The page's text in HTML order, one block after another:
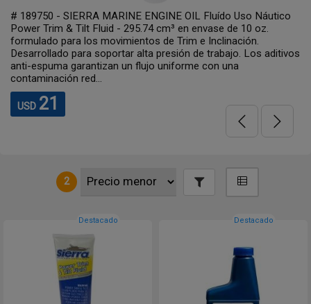
# 189750 - SIERRA MARINE ENGINE OIL Fluído Uso Náutico
Power Trim & Tilt Fluid - 295.74 cm³ en envase de 10 oz.
formulado para los movimientos de Trim e Inclinación.
Desarrollado para soportar alta presión de trabajo. Los aditivos
anti-espuma garantizan un flujo uniforme con una
contaminación red...
USD 21
2
Destacado Destacado